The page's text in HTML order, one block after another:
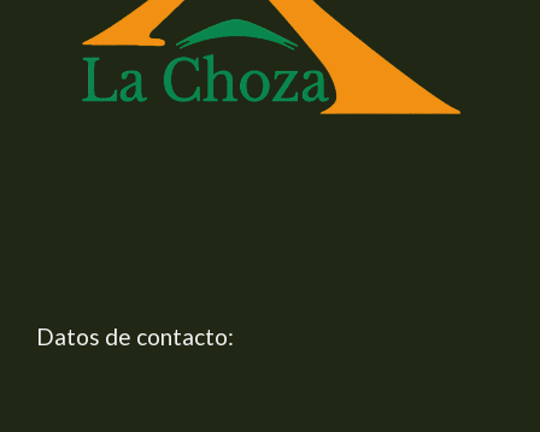
Datos de contacto: